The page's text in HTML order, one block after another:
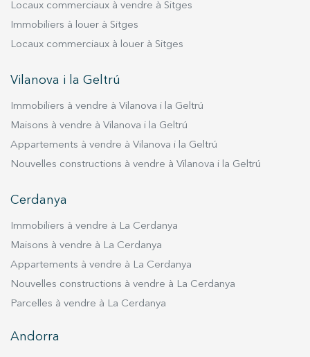
Locaux commerciaux à vendre à Sitges
Immobiliers à louer à Sitges
Locaux commerciaux à louer à Sitges
Vilanova i la Geltrú
Immobiliers à vendre à Vilanova i la Geltrú
Maisons à vendre à Vilanova i la Geltrú
Appartements à vendre à Vilanova i la Geltrú
Nouvelles constructions à vendre à Vilanova i la Geltrú
Cerdanya
Immobiliers à vendre à La Cerdanya
Maisons à vendre à La Cerdanya
Appartements à vendre à La Cerdanya
Nouvelles constructions à vendre à La Cerdanya
Parcelles à vendre à La Cerdanya
Andorra
Enregistrer les paramètres